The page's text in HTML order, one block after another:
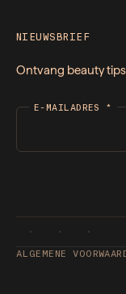
NIEUWSBRIEF
Ontvang beauty
E-MAILADRES *
ALGEMENE